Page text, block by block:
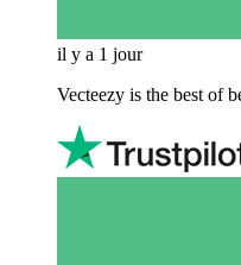
il y a 1 jour
Vecteezy is the best of